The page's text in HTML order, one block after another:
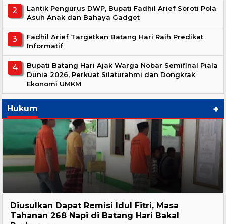
Lantik Pengurus DWP, Bupati Fadhil Arief Soroti Pola
Asuh Anak dan Bahaya Gadget
Fadhil Arief Targetkan Batang Hari Raih Predikat
Informatif
Bupati Batang Hari Ajak Warga Nobar Semifinal Piala
Dunia 2026, Perkuat Silaturahmi dan Dongkrak
Ekonomi UMKM
Hukum +
Diusulkan Dapat Remisi Idul Fitri, Masa
Tahanan 268 Napi di Batang Hari Bakal